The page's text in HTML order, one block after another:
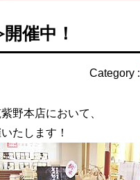
催中！
Category :
野本店において、
たします！